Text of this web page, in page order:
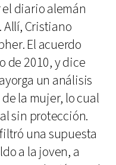
diario alemán
Allí, Cristiano
El acuerdo
de 2010, y dice
un análisis
la mujer, lo cual
sin protección.
una supuesta
a la joven, a